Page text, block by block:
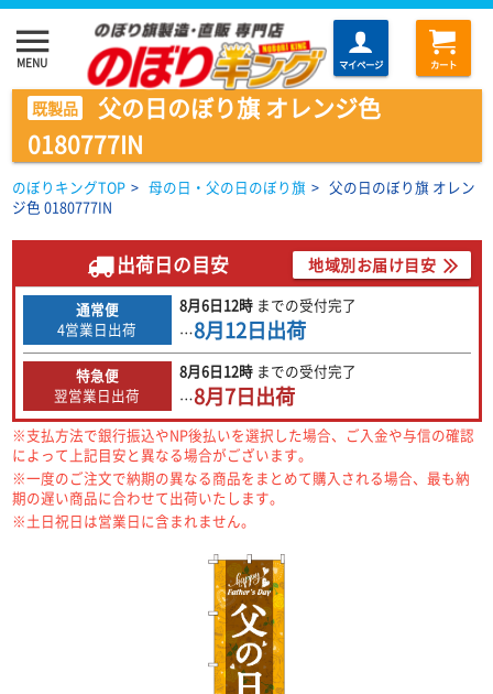
menu
MENU マイページ カート
既製品
父の日のぼり旗 オレンジ色
0180777IN
のぼりキングTOP > 母の日・父の日のぼり旗 > 父の日のぼり旗 オレン
ジ色 0180777IN
出荷日の目安 地域別お届け目安
通常便
4営業日出荷
8月6日12時 までの受付完了
…8月12日出荷
特急便
翌営業日出荷
8月6日12時 までの受付完了
…8月7日出荷
※支払方法で銀行振込やNP後払いを選択した場合、ご入金や与信の確認
によって上記目安と異なる場合がございます。
※一度のご注文で納期の異なる商品をまとめて購入される場合、最も納
期の遅い商品に合わせて出荷いたします。
※土日祝日は営業日に含まれません。